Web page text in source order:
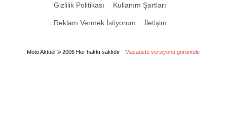
Gizlilik Politikası Kullanım Şartları
Reklam Vermek İstiyorum İletişim
Moto Aktüel © 2006 Her hakkı saklıdır Masaüstü versiyonu görüntüle